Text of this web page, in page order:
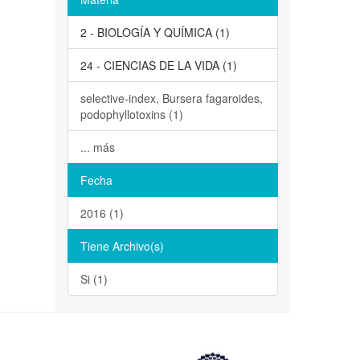
2 - BIOLOGÍA Y QUÍMICA (1)
24 - CIENCIAS DE LA VIDA (1)
selective-index, Bursera fagaroides,
podophyllotoxins (1)
... más
Fecha
2016 (1)
Tiene Archivo(s)
Si (1)